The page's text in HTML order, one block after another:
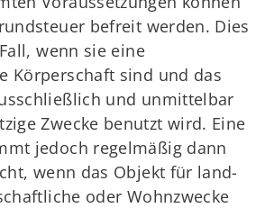
befreit werden. Dies
wenn sie eine
Körperschaft sind und das
und unmittelbar
Zwecke benutzt wird. Eine
jedoch regelmäßig dann
wenn das Objekt für land-
oder Wohnzwecke